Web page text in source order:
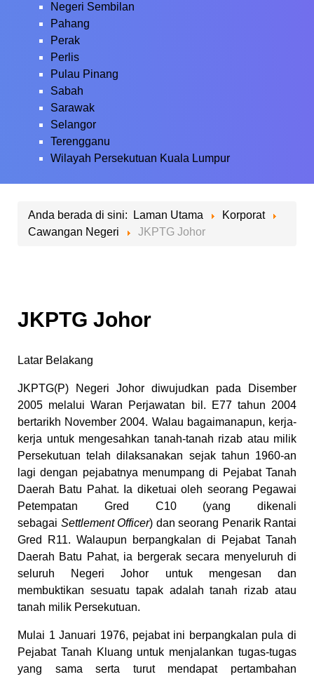
Negeri Sembilan
Pahang
Perak
Perlis
Pulau Pinang
Sabah
Sarawak
Selangor
Terengganu
Wilayah Persekutuan Kuala Lumpur
Anda berada di sini: Laman Utama
Korporat
Cawangan Negeri
JKPTG Johor
JKPTG Johor
Latar Belakang
JKPTG(P) Negeri Johor diwujudkan pada Disember
2005 melalui Waran Perjawatan bil. E77 tahun 2004
bertarikh November 2004. Walau bagaimanapun, kerja-
kerja untuk mengesahkan tanah-tanah rizab atau milik
Persekutuan telah dilaksanakan sejak tahun 1960-an
lagi dengan pejabatnya menumpang di Pejabat Tanah
Daerah Batu Pahat. Ia diketuai oleh seorang Pegawai
Petempatan Gred C10 (yang dikenali
sebagai Settlement Officer) dan seorang Penarik Rantai
Gred R11. Walaupun berpangkalan di Pejabat Tanah
Daerah Batu Pahat, ia bergerak secara menyeluruh di
seluruh Negeri Johor untuk mengesan dan
membuktikan sesuatu tapak adalah tanah rizab atau
tanah milik Persekutuan.
Mulai 1 Januari 1976, pejabat ini berpangkalan pula di
Pejabat Tanah Kluang untuk menjalankan tugas-tugas
yang sama serta turut mendapat pertambahan